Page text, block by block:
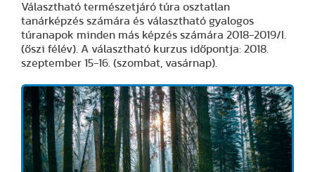
Választható természetjáró túra osztatlan
tanárképzés számára és választható gyalogos
túranapok minden más képzés számára 2018-2019/I.
(őszi félév). A választható kurzus időpontja: 2018.
szeptember 15-16. (szombat, vasárnap).